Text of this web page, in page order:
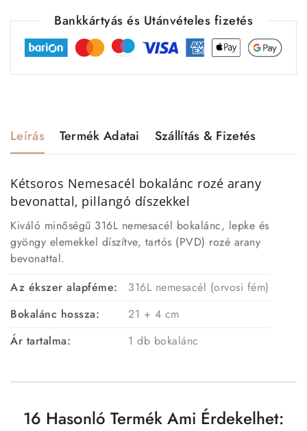
Bankkártyás és Utánvételes fizetés
Leírás Termék Adatai Szállítás & Fizetés
Kétsoros Nemesacél bokalánc rozé arany
bevonattal, pillangó díszekkel
Kiváló minőségű 316L nemesacél bokalánc, lepke és
gyöngy elemekkel díszítve, tartós (PVD) rozé arany
bevonattal.
Az ékszer alapféme:
316L nemesacél (orvosi fém)
Bokalánc hossza:
21 + 4 cm
Ár tartalma:
1 db bokalánc
16 Hasonló Termék Ami Érdekelhet: